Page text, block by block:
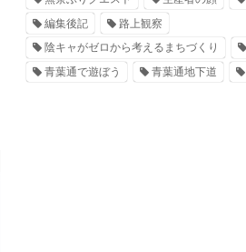
編集後記
路上観察
陰キャがゼロから考えるまちづくり
青葉通で遊ぼう
青葉通地下道